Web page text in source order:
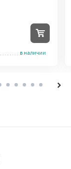
в наличии